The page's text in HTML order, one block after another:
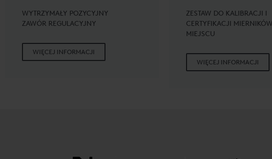
WYTRZYMAŁY POZYCYJNY
ZAWÓR REGULACYJNY
WIĘCEJ INFORMACJI
ZESTAW DO KALIBRACJI I
CERTYFIKACJI
MIEJSCU
WIĘCEJ INFORMACJI